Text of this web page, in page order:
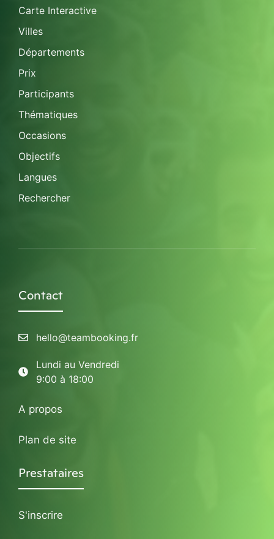
Carte Interactive
Villes
Départements
Prix
Participants
Thématiques
Occasions
Objectifs
Langues
Rechercher
Contact
hello@teambooking.fr
Lundi au Vendredi
9:00 à 18:00
A propos
Plan de site
Prestataires
S'inscrire